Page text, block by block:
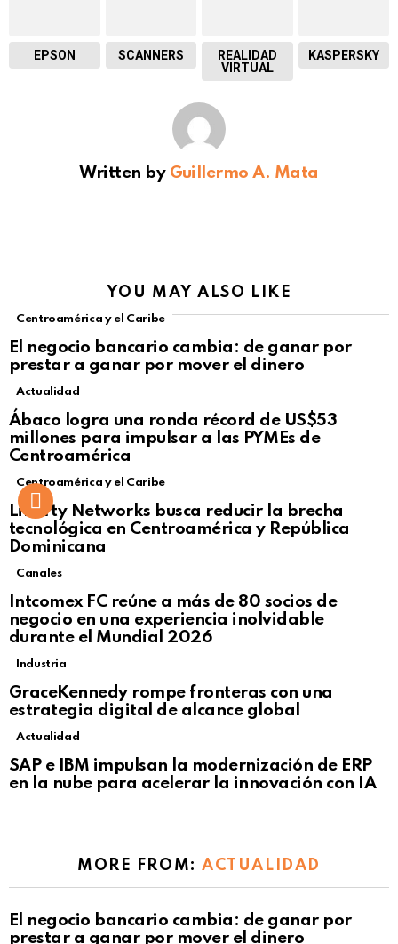
EPSON SCANNERS
REALIDAD
VIRTUAL
KASPERSKY
Written by Guillermo A. Mata
YOU MAY ALSO LIKE
Centroamérica y el Caribe
El negocio bancario cambia: de ganar por
prestar a ganar por mover el dinero
Not Safe For Work
Click to view this post
Actualidad
Ábaco logra una ronda récord de US$53
millones para impulsar a las PYMEs de
Centroamérica
Centroamérica y el Caribe
Liberty Networks busca reducir la brecha
tecnológica en Centroamérica y República
Dominicana
Canales
Intcomex FC reúne a más de 80 socios de
negocio en una experiencia inolvidable
durante el Mundial 2026
Industria
GraceKennedy rompe fronteras con una
estrategia digital de alcance global
Not Safe For Work
Click to view this post
Actualidad
SAP e IBM impulsan la modernización de ERP
en la nube para acelerar la innovación con IA
MORE FROM:ACTUALIDAD
El negocio bancario cambia: de ganar por
prestar a ganar por mover el dinero